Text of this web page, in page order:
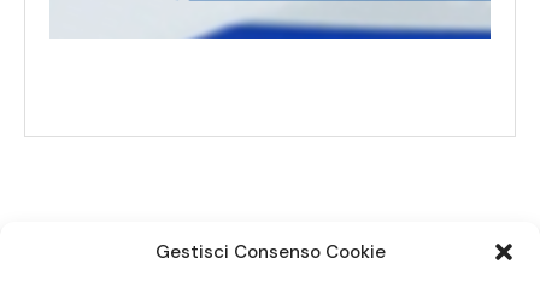
Gestisci Consenso Cookie